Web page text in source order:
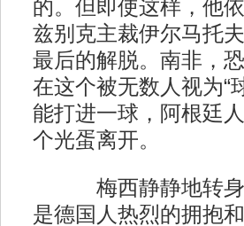
的。但即使这样，他
兹别克主裁伊尔马托
最后的解脱。南非，
在这个被无数人视为“
能打进一球，阿根廷
个光蛋离开。
梅西静静地转身向
是德国人热烈的拥抱